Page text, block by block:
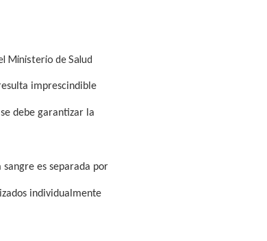
Ministerio de Salud
imprescindible
debe garantizar la
es separada por
individualmente